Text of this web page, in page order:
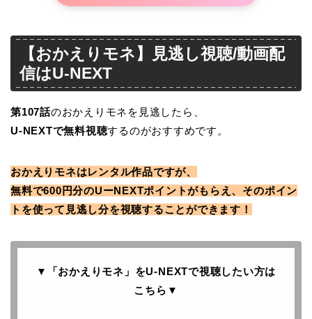
【おかえりモネ】見逃し視聴/動画配
信はU-NEXT
第107話のおかえりモネを見逃したら、
U-NEXTで無料視聴するのがおすすめです。
おかえりモネはレンタル作品ですが、
無料で600円分のUーNEXTポイントがもらえ、そのポイン
トを使って見逃し分を視聴することができます！
▼「おかえりモネ」をU-NEXTで視聴したい方は
こちら ▼